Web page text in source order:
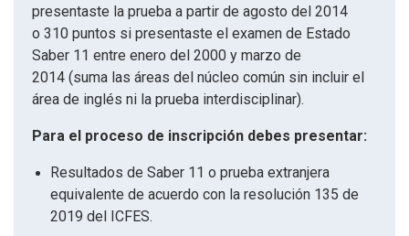
presentaste la prueba a partir de agosto del 2014
o 310 puntos si presentaste el examen de Estado
Saber 11 entre enero del 2000 y marzo de
2014 (suma las áreas del núcleo común sin incluir el
área de inglés ni la prueba interdisciplinar).
Para el proceso de inscripción debes presentar:
Resultados de Saber 11 o prueba extranjera
equivalente de acuerdo con la resolución 135 de
2019 del ICFES.